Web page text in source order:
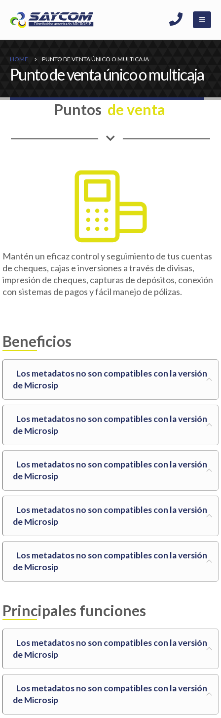
HOME PUNTO DE VENTA ÚNICO O MULTICAJA
Punto de venta único o multicaja
Puntos deventa
Mantén un eficaz control y seguimiento de tus cuentas
de cheques, cajas e inversiones a través de divisas,
impresión de cheques, capturas de depósitos, conexión
con sistemas de pagos y fácil manejo de pólizas.
Beneficios
Los metadatos no son compatibles con la versión
de Microsip
Los metadatos no son compatibles con la versión
de Microsip
Los metadatos no son compatibles con la versión
de Microsip
Los metadatos no son compatibles con la versión
de Microsip
Los metadatos no son compatibles con la versión
de Microsip
Principales funciones
Los metadatos no son compatibles con la versión
de Microsip
Los metadatos no son compatibles con la versión
de Microsip